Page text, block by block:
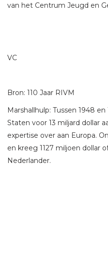
van het Centrum Jeugd en
VC
Bron: 110 Jaar RIVM
Marshallhulp: Tussen 1948
Staten voor 13 miljard dollar
expertise over aan Europa.
en kreeg 1127 miljoen dollar
Nederlander.